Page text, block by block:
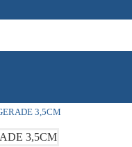
3,5CM